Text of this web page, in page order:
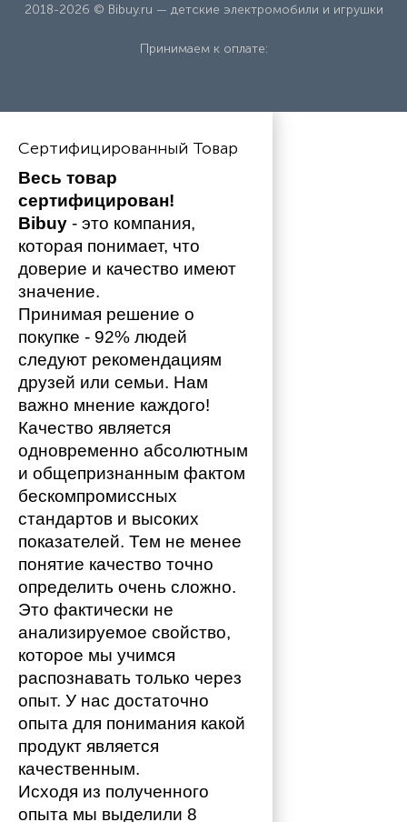
2018-2026 © Bibuy.ru — детские электромобили и игрушки
Принимаем к оплате:
Сертифицированный Товар
Весь товар
сертифицирован!
Bibuy - это компания,
которая понимает, что
доверие и качество имеют
значение.
Принимая решение о
покупке - 92% людей
следуют рекомендациям
друзей или семьи. Нам
важно мнение каждого!
Качество является
одновременно абсолютным
и общепризнанным фактом
бескомпромиссных
стандартов и высоких
показателей. Тем не менее
понятие качество точно
определить очень сложно.
Это фактически не
анализируемое свойство,
которое мы учимся
распознавать только через
опыт. У нас достаточно
опыта для понимания какой
продукт является
качественным.
Исходя из полученного
опыта мы выделили 8